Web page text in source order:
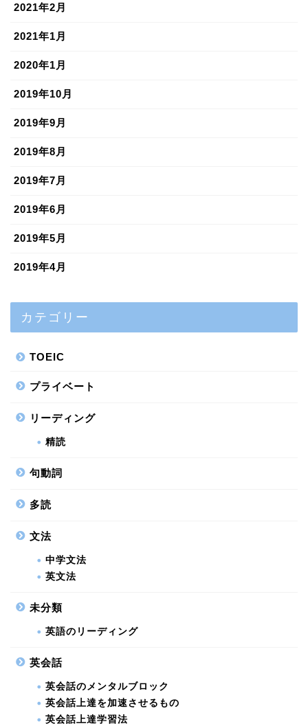
2021年2月
2021年1月
2020年1月
2019年10月
2019年9月
2019年8月
2019年7月
2019年6月
2019年5月
2019年4月
カテゴリー
TOEIC
プライベート
リーディング
精読
句動詞
多読
文法
中学文法
英文法
未分類
英語のリーディング
英会話
英会話のメンタルブロック
英会話上達を加速させるもの
英会話上達学習法